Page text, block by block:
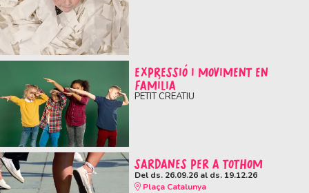
EXPRESSIÓ I MOVIMENT EN
FAMÍLIA
PETIT CREATIU
SARDANES PER A TOTHOM
Del ds. 26.09.26al ds. 19.12.26
Plaça Catalunya